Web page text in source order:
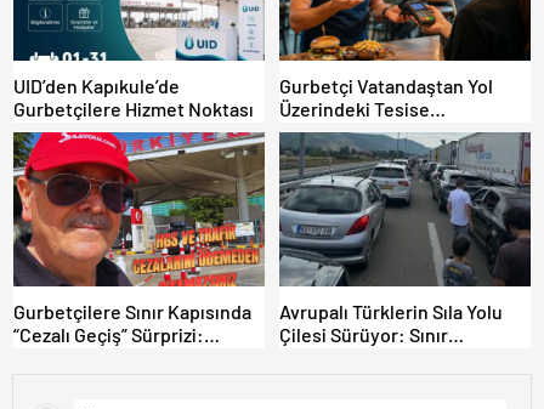
UID’den Kapıkule’de
Gurbetçilere Hizmet Noktası
Gurbetçi Vatandaştan Yol
Üzerindeki Tesise
Dolandırıcılık İddiası:
“Hesabınızı Mutlaka Kontrol
Edin”
Gurbetçilere Sınır Kapısında
“Cezalı Geçiş” Sürprizi:
Avrupalı Türklerin Sıla Yolu
Çilesi Sürüyor: Sınır